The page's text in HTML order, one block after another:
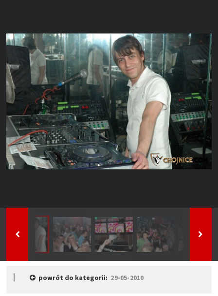
powrót do kategorii: 29-05-2010